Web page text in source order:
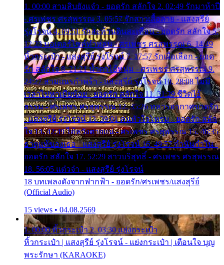
1. 00:00 สามสิบยังแจ๋ว - ยอดรัก สลักใจ 2. 02:49 รักมาห้าปี
- ศรเพชร ศรสุพรรณ 3. 05:57 รักสาวเสื้อลาย - แสงสุรีย์
รุ่งโรจน์ 4. 09:51 รักสะท้านดินสะเทือน - ยอดรัก สลักใจ 5.
12:23 มอเตอร์ไซค์ทำหล่น - ศรเพชร ศรสุพรรณ 6. 14:49
หิ้วกระเป๋า - แสงสุรีย์ รุ่งโรจน์ 7. 17:57 รักเผื่อเลือก - ยอด
รัก สลักใจ 8. 21:21 น้ำตาไอ้หนุ่ม - ศรเพชร ศรสุพรรณ 9.
24:27 สามเณรกำพร้า - แสงสุรีย์ รุ่งโรจน์ 10. 28:08 ไม่มี
เวลาไปหาเมียน้อย - ยอดรัก สลักใจ 11. 31:29 ชีวิตไอ้
ธรรม - ศรเพชร ศรสุพรรณ 12. 35:26 ทหารอากาศขาดรัก
- แสงสุรีย์ รุ่งโรจน์ 13. 39:01 คนหัวใจโทรม - ยอดรัก สลัก
ใจ 14. 42:49 ไอ้หวังตายแน่ - ศรเพชร ศรสุพรรณ 15. 46:35
ธาตุแท้ของเธอ - แสงสุรีย์ รุ่งโรจน์ 16. 49:57 กำนันกำใน -
ยอดรัก สลักใจ 17. 52:29 สาวบริสุทธิ์ - ศรเพชร ศรสุพรรณ
18. 56:05 แต๋วจ๋า - แสงสุรีย์ รุ่งโรจน์
18 บทเพลงดังจากฟากฟ้า - ยอดรัก/ศรเพชร/แสงสุรีย์
(Official Audio)
15 views • 04.08.2569
1. 00:00 หิ้วกระเป๋า 2. 03:30 แย่งกระเป๋า
หิ้วกระเป๋า | แสงสุรีย์ รุ่งโรจน์ - แย่งกระเป๋า | เตือนใจ บุญ
พระรักษา (KARAOKE)